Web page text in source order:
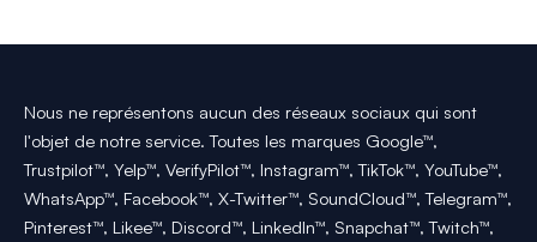
Nous ne représentons aucun des réseaux sociaux qui sont
l'objet de notre service. Toutes les marques Google™,
Trustpilot™, Yelp™, VerifyPilot™, Instagram™, TikTok™, YouTube™,
WhatsApp™, Facebook™, X-Twitter™, SoundCloud™, Telegram™,
Pinterest™, Likee™, Discord™, LinkedIn™, Snapchat™, Twitch™,